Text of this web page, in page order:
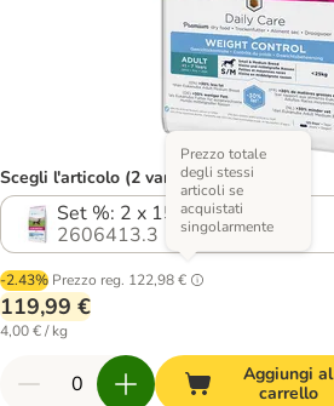
Scegli l'articolo (2 varianti)
Set %: 2 x 15 kg
2606413.3
-2.43% Prezzo reg. 122,98 €
Prezzo totale
degli stessi
articoli se
acquistati
singolarmente
119,99 €
4,00 € / kg
Aggiungi al
carrello